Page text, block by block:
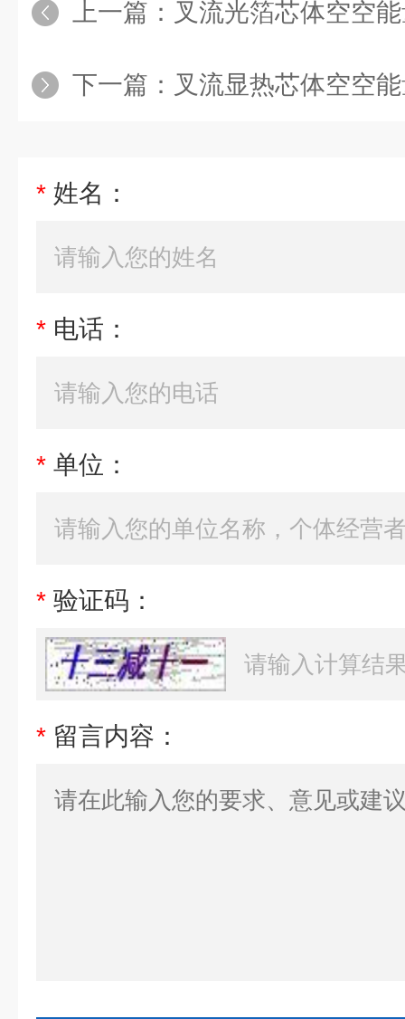
上一篇： 叉流光箔芯体空空
下一篇： 叉流显热芯体空空
* 姓名：
* 电话：
* 单位：
* 验证码：
* 留言内容：